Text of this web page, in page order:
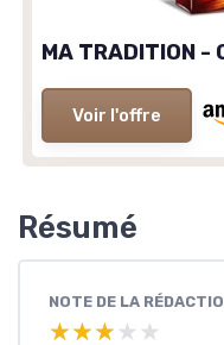
MA TRADITION
Voir l'offre
Résumé
NOTE DE LA
★★★★★
★★★★★